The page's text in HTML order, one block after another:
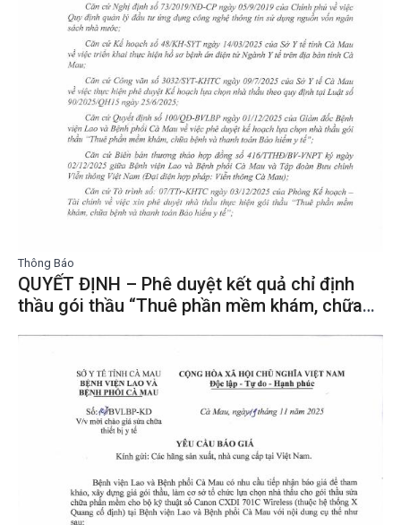
Thông Báo
QUYẾT ĐỊNH – Phê duyệt kết quả chỉ định
thầu gói thầu “Thuê phần mềm khám, chữa